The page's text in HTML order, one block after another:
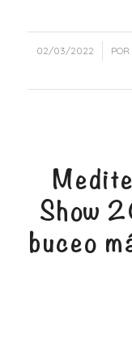
02/03/2022
/ POR
Show
buceo